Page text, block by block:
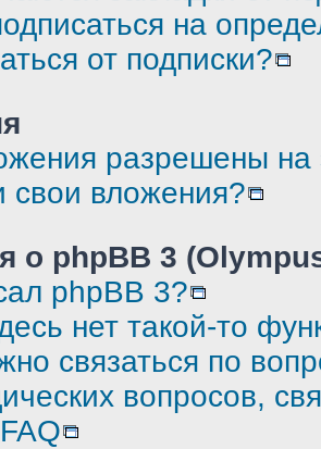
на
от подписки?
разрешены
свои вложения?
о phpBB 3
phpBB 3?
нет такой-то
связаться по
вопросов,